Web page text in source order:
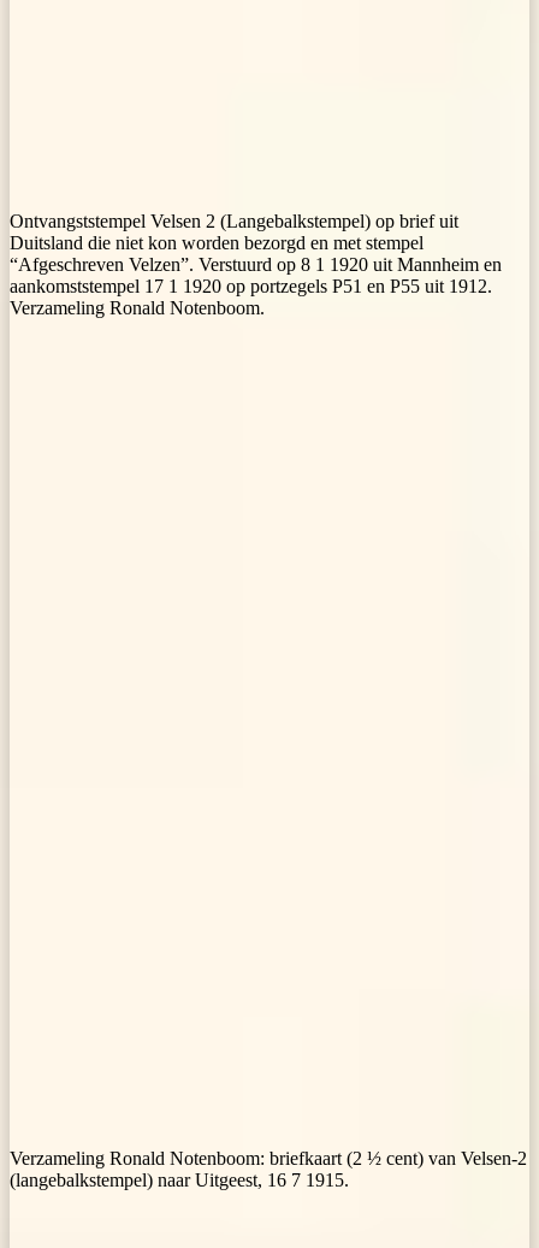
Ontvangststempel Velsen 2 (Langebalkstempel) op brief uit
Duitsland die niet kon worden bezorgd en met stempel
“Afgeschreven Velzen”. Verstuurd op 8 1 1920 uit Mannheim en
aankomststempel 17 1 1920 op portzegels P51 en P55 uit 1912.
Verzameling Ronald Notenboom.
Verzameling Ronald Notenboom: briefkaart (2 ½ cent) van Velsen-2
(langebalkstempel) naar Uitgeest, 16 7 1915.